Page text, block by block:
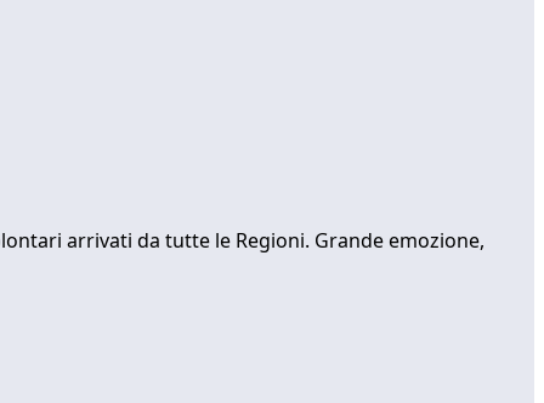
arrivati da tutte le Regioni. Grande emozione,